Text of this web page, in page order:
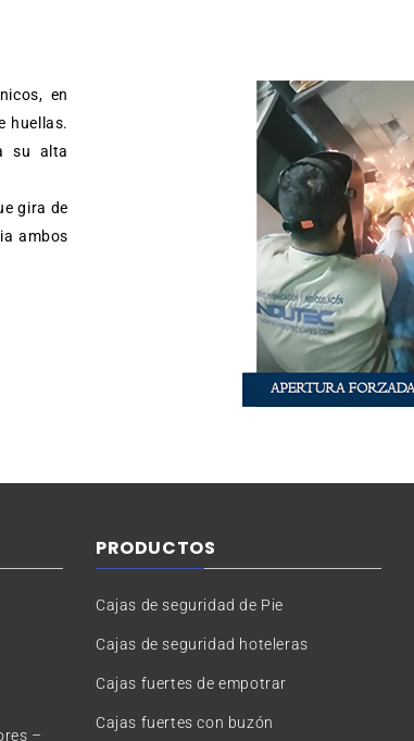
en
huellas.
su alta
gira de
ambos
–
PRODUCTOS
Cajas de seguridad de Pie
Cajas de seguridad hoteleras
Cajas fuertes de empotrar
Cajas fuertes con buzón